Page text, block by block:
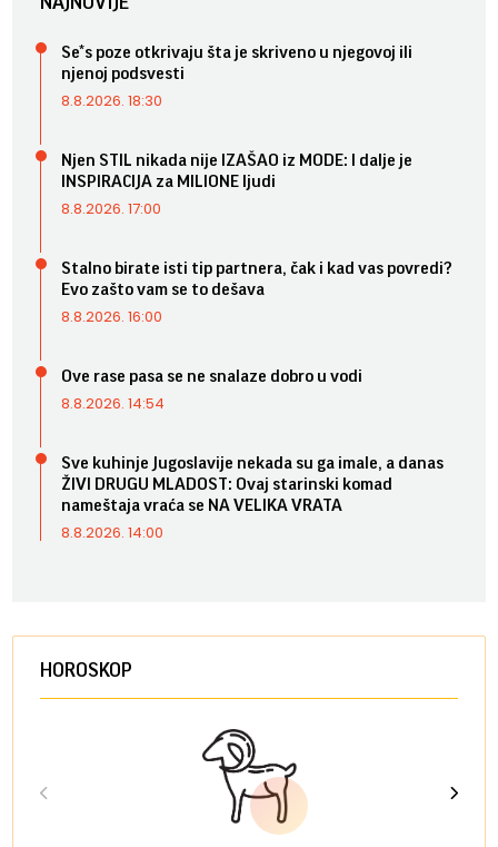
Se*s poze otkrivaju šta je skriveno u njegovoj ili
njenoj podsvesti
8.8.2026. 18:30
Njen STIL nikada nije IZAŠAO iz MODE: I dalje je
INSPIRACIJA za MILIONE ljudi
8.8.2026. 17:00
Stalno birate isti tip partnera, čak i kad vas povredi?
Evo zašto vam se to dešava
8.8.2026. 16:00
Ove rase pasa se ne snalaze dobro u vodi
8.8.2026. 14:54
Sve kuhinje Jugoslavije nekada su ga imale, a danas
ŽIVI DRUGU MLADOST: Ovaj starinski komad
nameštaja vraća se NA VELIKA VRATA
8.8.2026. 14:00
HOROSKOP